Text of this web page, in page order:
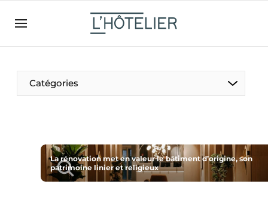
BE
EN
NL
EN
Catégories
La rénovation met en valeur le bâtiment d’origine, son
patrimoine linier et religieux